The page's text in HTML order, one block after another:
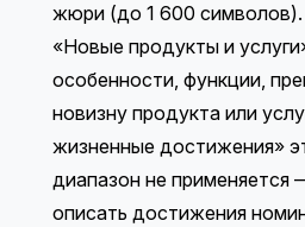
жюри (до 1 600 символов).
«Новые продукты и
особенности, функции,
новизну продукта или
жизненные достижения»
диапазон не
описать достижения